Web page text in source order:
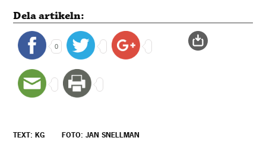
Dela artikeln:
0
TEXT: KG FOTO: JAN SNELLMAN